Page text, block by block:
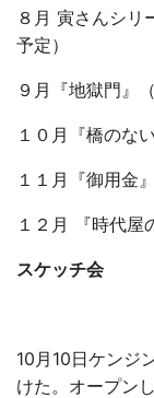
８月 寅さんシリ
予定）
９月『地獄門』
１０月『橋のな
１１月『御用金
１２月 『時代屋
スケッチ会
10月10日ケンジ
けた。オープン